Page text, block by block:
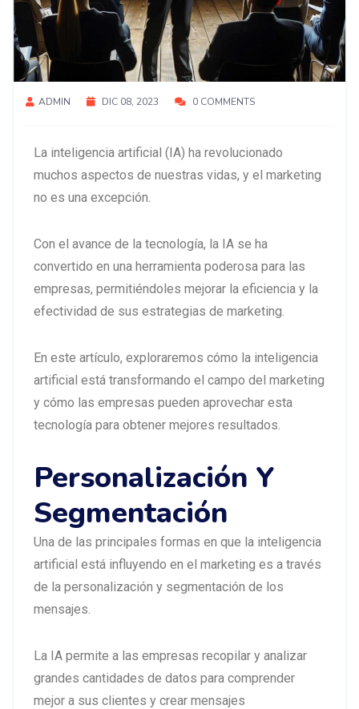
ADMIN DIC 08, 2023 0 COMMENTS
La inteligencia artificial (IA) ha revolucionado
muchos aspectos de nuestras vidas, y el marketing
no es una excepción.
Con el avance de la tecnología, la IA se ha
convertido en una herramienta poderosa para las
empresas, permitiéndoles mejorar la eficiencia y la
efectividad de sus estrategias de marketing.
En este artículo, exploraremos cómo la inteligencia
artificial está transformando el campo del marketing
y cómo las empresas pueden aprovechar esta
tecnología para obtener mejores resultados.
Personalización Y
Segmentación
Una de las principales formas en que la inteligencia
artificial está influyendo en el marketing es a través
de la personalización y segmentación de los
mensajes.
La IA permite a las empresas recopilar y analizar
grandes cantidades de datos para comprender
mejor a sus clientes y crear mensajes